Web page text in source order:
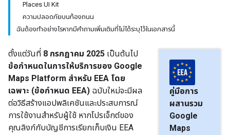
Places UI Kit
ความปลอดภัยบนท้องถนน
ฉันต้องทำอย่างไรหากมีคำถามเพิ่มเติมที่ไม่ได้ระบุไว้ในเอกสารนี้
คู่มือการ
ผสานรวม
Google
Maps
ตั้งแต่วันที่ 8 กรกฎาคม 2025 เป็นต้นไป
ข้อกำหนดในการให้บริการของ Google
Maps Platform สำหรับ EEA โดย
เฉพาะ (ข้อกำหนด EEA) ฉบับใหม่จะมีผล
ต่อวิธีสร้างแอปพลิเคชันและประสบการณ์
การใช้งานสำหรับผู้ใช้ หากโปรเจ็กต์ของ
คุณลิงก์กับบัญชีการเรียกเก็บเงิน EEA